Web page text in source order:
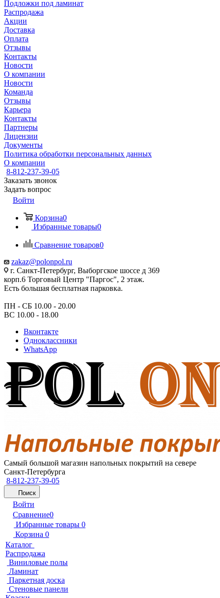
Подложки под ламинат
Распродажа
Акции
Доставка
Оплата
Отзывы
Контакты
Новости
О компании
Новости
Команда
Отзывы
Карьера
Контакты
Партнеры
Лицензии
Документы
Политика обработки персональных данных
О компании
8-812-237-39-05
Заказать звонок
Задать вопрос
Войти
Корзина0
Избранные товары0
Сравнение товаров0
zakaz@polonpol.ru
г. Санкт-Петербург, Выборгское шоссе д 369
корп.6 Торговый Центр "Паргос", 2 этаж.
Есть большая бесплатная парковка.
ПН - СБ 10.00 - 20.00
ВС 10.00 - 18.00
Вконтакте
Одноклассники
WhatsApp
Самый большой магазин напольных покрытий на севере
Санкт-Петербурга
8-812-237-39-05
Поиск
Войти
Сравнение0
Избранные товары 0
Корзина 0
Каталог
Распродажа
Виниловые полы
Ламинат
Паркетная доска
Стеновые панели